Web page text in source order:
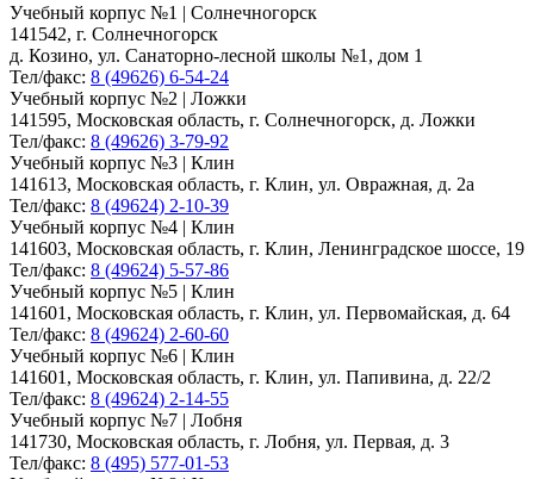
Учебный корпус №1 | Солнечногорск
141542, г. Солнечногорск
д. Козино, ул. Санаторно-лесной школы №1, дом 1
Тел/факс: 8 (49626) 6-54-24
Учебный корпус №2 | Ложки
141595, Московская область, г. Солнечногорск, д. Ложки
Тел/факс: 8 (49626) 3-79-92
Учебный корпус №3 | Клин
141613, Московская область, г. Клин, ул. Овражная, д. 2а
Тел/факс: 8 (49624) 2-10-39
Учебный корпус №4 | Клин
141603, Московская область, г. Клин, Ленинградское шоссе, 19
Тел/факс: 8 (49624) 5-57-86
Учебный корпус №5 | Клин
141601, Московская область, г. Клин, ул. Первомайская, д. 64
Тел/факс: 8 (49624) 2-60-60
Учебный корпус №6 | Клин
141601, Московская область, г. Клин, ул. Папивина, д. 22/2
Тел/факс: 8 (49624) 2-14-55
Учебный корпус №7 | Лобня
141730, Московская область, г. Лобня, ул. Первая, д. 3
Тел/факс: 8 (495) 577-01-53